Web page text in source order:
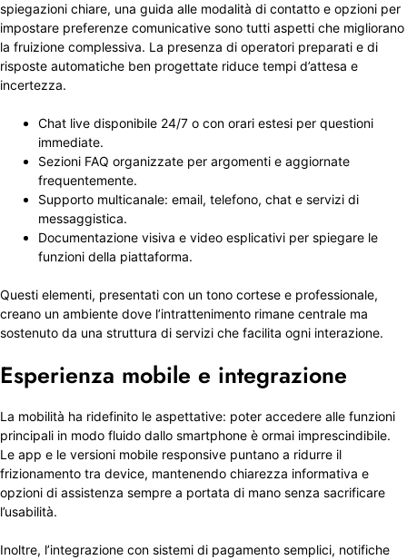
spiegazioni chiare, una guida alle modalità di contatto e opzioni per
impostare preferenze comunicative sono tutti aspetti che migliorano
la fruizione complessiva. La presenza di operatori preparati e di
risposte automatiche ben progettate riduce tempi d’attesa e
incertezza.
Chat live disponibile 24/7 o con orari estesi per questioni
immediate.
Sezioni FAQ organizzate per argomenti e aggiornate
frequentemente.
Supporto multicanale: email, telefono, chat e servizi di
messaggistica.
Documentazione visiva e video esplicativi per spiegare le
funzioni della piattaforma.
Questi elementi, presentati con un tono cortese e professionale,
creano un ambiente dove l’intrattenimento rimane centrale ma
sostenuto da una struttura di servizi che facilita ogni interazione.
Esperienza mobile e integrazione
La mobilità ha ridefinito le aspettative: poter accedere alle funzioni
principali in modo fluido dallo smartphone è ormai imprescindibile.
Le app e le versioni mobile responsive puntano a ridurre il
frizionamento tra device, mantenendo chiarezza informativa e
opzioni di assistenza sempre a portata di mano senza sacrificare
l’usabilità.
Inoltre, l’integrazione con sistemi di pagamento semplici, notifiche